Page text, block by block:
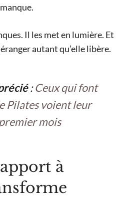
Il les met en lumière. Et
autant qu’elle libère.
:Ceux qui font
Pilates voient leur
mois
à